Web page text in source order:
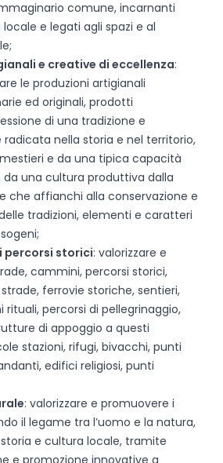
comune, incarnanti
e legati agli spazi e al
e creative di eccellenza:
le produzioni artigianali
ed originali, prodotti
di una tradizione e
nella storia e nel territorio,
e da una tipica capacità
una cultura produttiva dalla
che affianchi alla conservazione e
tradizioni, elementi e caratteri
percorsi storici: valorizzare e
cammini, percorsi storici,
ferrovie storiche, sentieri,
percorsi di pellegrinaggio,
di appoggio a questi
stazioni, rifugi, bivacchi, punti
edifici religiosi, punti
: valorizzare e promuovere i
il legame tra l’uomo e la natura,
e cultura locale, tramite
e promozione innovative a